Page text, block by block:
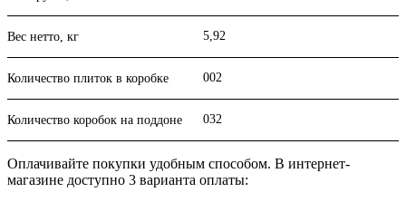
Вес нетто, кг 5,92
Количество плиток в коробке 002
Количество коробок на поддоне 032
Оплачивайте покупки удобным способом. В интернет-
магазине доступно 3 варианта оплаты: